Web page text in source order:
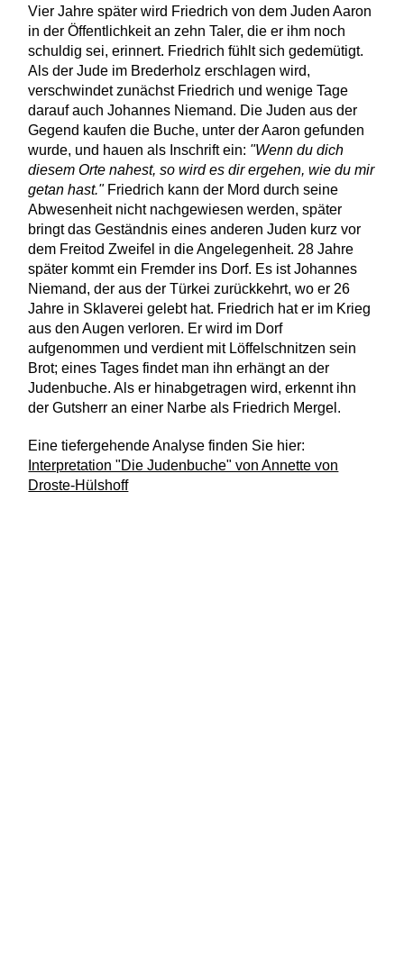
Vier Jahre später wird Friedrich von dem Juden Aaron
in der Öffentlichkeit an zehn Taler, die er ihm noch
schuldig sei, erinnert. Friedrich fühlt sich gedemütigt.
Als der Jude im Brederholz erschlagen wird,
verschwindet zunächst Friedrich und wenige Tage
darauf auch Johannes Niemand. Die Juden aus der
Gegend kaufen die Buche, unter der Aaron gefunden
wurde, und hauen als Inschrift ein: "Wenn du dich
diesem Orte nahest, so wird es dir ergehen, wie du mir
getan hast."Friedrich kann der Mord durch seine
Abwesenheit nicht nachgewiesen werden, später
bringt das Geständnis eines anderen Juden kurz vor
dem Freitod Zweifel in die Angelegenheit. 28 Jahre
später kommt ein Fremder ins Dorf. Es ist Johannes
Niemand, der aus der Türkei zurückkehrt, wo er 26
Jahre in Sklaverei gelebt hat. Friedrich hat er im Krieg
aus den Augen verloren. Er wird im Dorf
aufgenommen und verdient mit Löffelschnitzen sein
Brot; eines Tages findet man ihn erhängt an der
Judenbuche. Als er hinabgetragen wird, erkennt ihn
der Gutsherr an einer Narbe als Friedrich Mergel.
Eine tiefergehende Analyse finden Sie hier:
Interpretation "Die Judenbuche" von Annette von
Droste-Hülshoff